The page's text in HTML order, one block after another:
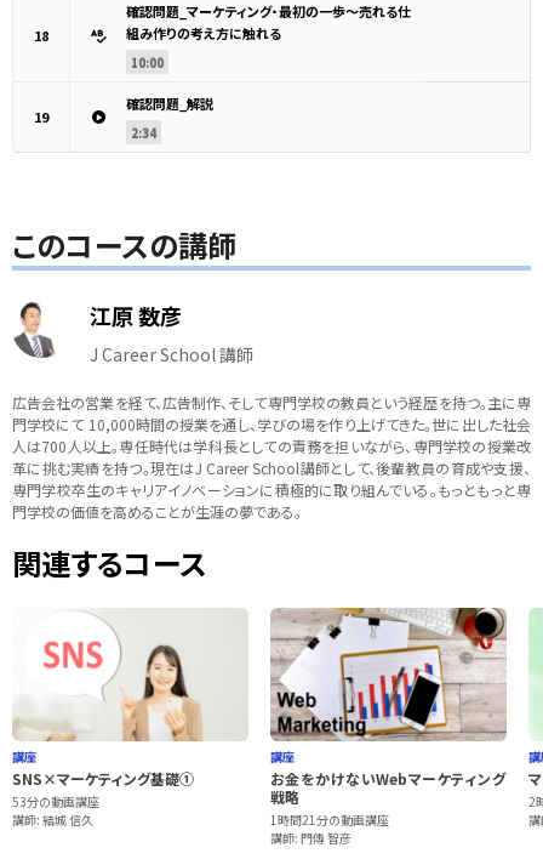
18
確認問題_マーケティング・最初の一歩～売れる仕
組み作りの考え方に触れる
10:00
19
確認問題_解説
2:34
このコースの講師
江原 数彦
J Career School 講師
広告会社の営業を経て、広告制作、そして専門学校の教員という経歴を持つ。主に専
門学校にて 10,000時間の授業を通し、学びの場を作り上げてきた。世に出した社会
人は700人以上。専任時代は学科長としての責務を担いながら、専門学校の授業改
革に挑む実績を持つ。現在はJ Career School講師として、後輩教員の育成や支援、
専門学校卒生のキャリアイノベーションに積極的に取り組んでいる。もっともっと専
門学校の価値を高めることが生涯の夢である。
関連するコース
講座
SNS×マーケティング基礎①
53分の動画講座
講師: 結城 信久
講座
お金をかけないWebマーケティング
戦略
1時間21分の動画講座
講師: 門傳 智彦
2
講